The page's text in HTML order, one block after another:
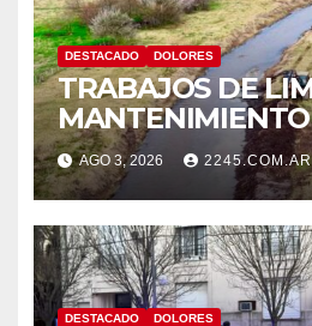
DESTACADO DOLORES
TRABAJOS DE
CANAL LA PICASA
AGO 3, 2026 2245.COM.AR
DESTACADO DOLORES